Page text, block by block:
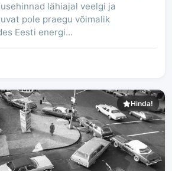
lähiajal veelgi ja
pole praegu võimalik
Eesti energi...
Hinda!